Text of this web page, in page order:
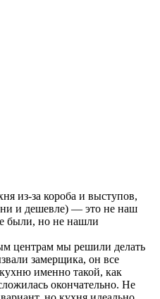
из-за короба и выступов,
и дешевле) — это не наш
были, но не нашли
центрам мы решили делать
замерщика, он все
именно такой, как
окончательно. Не